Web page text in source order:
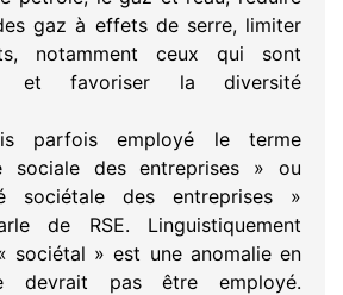
gaz à effets de serre, limiter
notamment ceux qui sont
et favoriser la diversité
parfois employé le terme
sociale des entreprises » ou
sociétale des entreprises »
de RSE. Linguistiquement
sociétal » est une anomalie en
devrait pas être employé.